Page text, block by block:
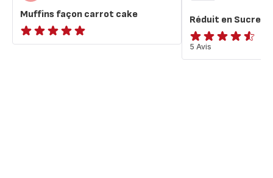
Muffins façon carrot cake
ratings.NaN
Réduit en
ratings.4.5
5 Avis